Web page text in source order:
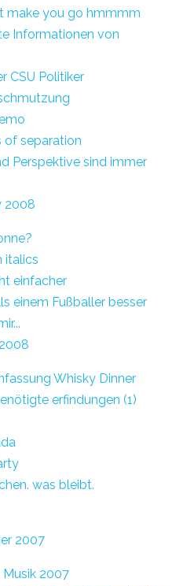
make you go hmmmm
Informationen von
CSU Politiker
of separation
Perspektive sind immer
2008
italics
einfacher
einem Fußballer besser
Whisky Dinner
erfindungen (1)
was bleibt.
2007
2007